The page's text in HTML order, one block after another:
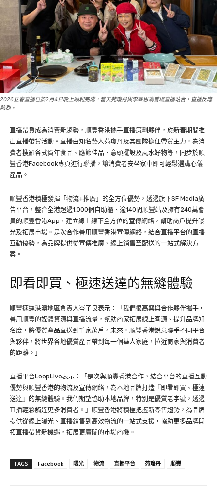
2026立春直播已於2月4日晚上順利完成，當天苑瓊丹與李霖恩為首場直播站台，直播反應
熱烈。
直播帶貨成為消費新趨勢，順豐香港攜手直播策劃夥伴，於新春期間推
出直播帶貨活動。直播由知名藝人苑瓊丹及其團隊擔任帶貨主力，為消
費者搜羅各式賀年食品、應節佳品、意頭擺設及風水好物等，同步於順
豐香港Facebook專頁進行聯播，讓消費者安坐家中即可輕鬆選購心儀
產品。
順豐香港積極發揮「物流+推廣」的全方位優勢，透過旗下SF Media廣
告平台，整合全港超過1,000個自助櫃、逾140間順豐站及擁有240萬會
員的順豐香港App，建立線上線下全方位的宣傳網絡，幫助商戶提升曝
光及拓展市場。是次合作善用順豐香港宣傳網絡，結合直播平台的直播
互動優勢，為品牌提供從宣傳推廣、線上銷售至配送的一站式解決方
案。
即看即買、極速送達的無縫體驗
順豐速運港澳地區負責人岑子良表示：「我們很高興與合作夥伴攜手，
善用順豐的媒體資源與直播流量，幫助商家拓展線上客源、提升品牌知
名度，將優質產品直送到千家萬戶。未來，順豐香港銳意聯手不同平台
與夥伴，將世界各地優質產品帶到每一個華人家庭，拉近商家與消費者
的距離。」
直播平台LoopLive表示：「是次與順豐香港合作，結合平台的直播互動
優勢與順豐香港的物流及宣傳網絡，為本地品牌打造『即看即買、極速
送達』的無縫體驗。我們期望協助本地品牌，特別是優質老字號，透過
直播輕鬆觸達更多消費者。」順豐香港將積極把握新零售趨勢，為品牌
提供從線上曝光、直播銷售到高效物流的一站式支援，協助更多品牌開
拓直播帶貨新機遇，拓展更廣闊的市場商機。
TAGS Facebook 曝光 物流 直播平台 苑瓊丹 順豐